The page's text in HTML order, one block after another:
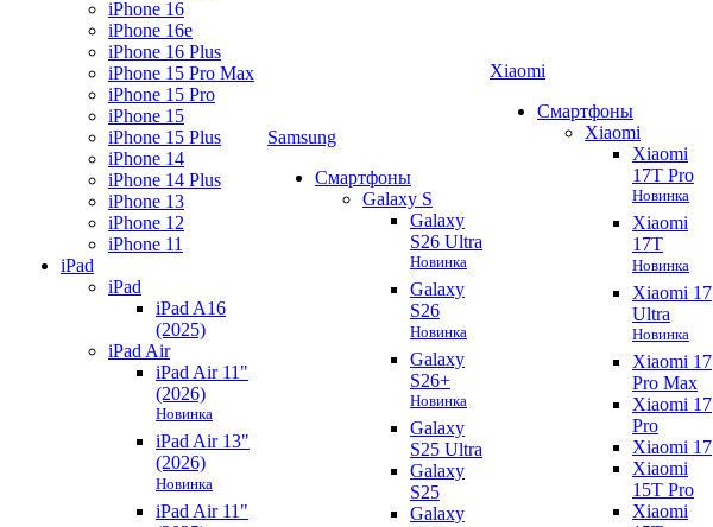
iPhone 16
iPhone 16e
iPhone 16 Plus
iPhone 15 Pro Max
iPhone 15 Pro
iPhone 15
iPhone 15 Plus
iPhone 14
iPhone 14 Plus
iPhone 13
iPhone 12
iPhone 11
iPad
iPad
iPad A16
(2025)
iPad Air
iPad Air 11"
(2026)
Новинка
iPad Air 13"
(2026)
Новинка
iPad Air 11"
Samsung
Смартфоны
Galaxy S
Galaxy
S26 Ultra
Новинка
Galaxy
S26
Новинка
Galaxy
S26+
Новинка
Galaxy
S25 Ultra
Galaxy
S25
Galaxy
Xiaomi
Смартфоны
Xiaomi
Xiaomi
17T Pro
Новинка
Xiaomi
17T
Новинка
Xiaomi 17
Ultra
Новинка
Xiaomi 17
Pro Max
Xiaomi 17
Pro
Xiaomi 17
Xiaomi
15T Pro
Xiaomi